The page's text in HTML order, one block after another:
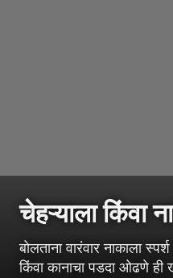
चेहऱ्याला किंवा
बोलताना वारंवार नाकाला
किंवा कानाचा पडदा ओढणे